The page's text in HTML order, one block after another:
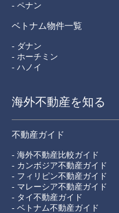
- ペナン
ベトナム物件一覧
- ダナン
- ホーチミン
- ハノイ
海外不動産を知る
不動産ガイド
- 海外不動産比較ガイド
- カンボジア不動産ガイド
- フィリピン不動産ガイド
- マレーシア不動産ガイド
- タイ不動産ガイド
- ベトナム不動産ガイド